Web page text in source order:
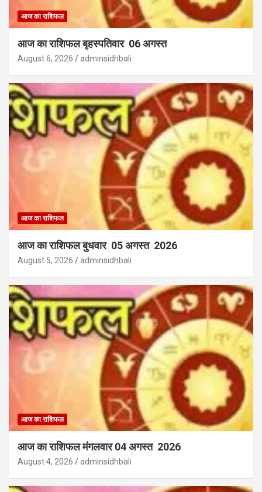
आज का राशिफल
आज का राशिफल बृहस्पतिवार 06 अगस्त
August 6, 2026 adminsidhbali
आज का राशिफल
आज का राशिफल बुधवार 05 अगस्त 2026
August 5, 2026 adminsidhbali
आज का राशिफल
आज का राशिफल मंगलवार 04 अगस्त 2026
August 4, 2026 adminsidhbali